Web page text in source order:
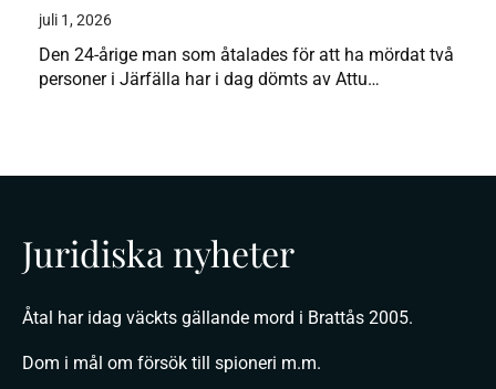
juli 1, 2026
Den 24-årige man som åtalades för att ha mördat två
personer i Järfälla har i dag dömts av Attu…
Juridiska nyheter
Åtal har idag väckts gällande mord i Brattås 2005.
Dom i mål om försök till spioneri m.m.